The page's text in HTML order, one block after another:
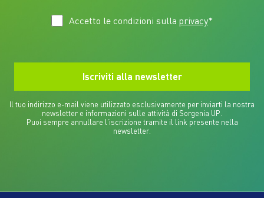
Accetto le condizioni sulla privacy*
Il tuo indirizzo e-mail viene utilizzato esclusivamente per inviarti la nostra
newsletter e informazioni sulle attività di Sorgenia UP.
Puoi sempre annullare l'iscrizione tramite il link presente nella
newsletter.